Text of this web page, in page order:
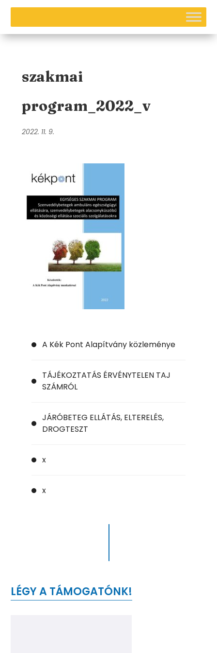
szakmai
program_2022_v
2022. 11. 9.
A Kék Pont Alapítvány közleménye
TÁJÉKOZTATÁS ÉRVÉNYTELEN TAJ
SZÁMRÓL
JÁRÓBETEG ELLÁTÁS, ELTERELÉS,
DROGTESZT
x
x
LÉGY A TÁMOGATÓNK!